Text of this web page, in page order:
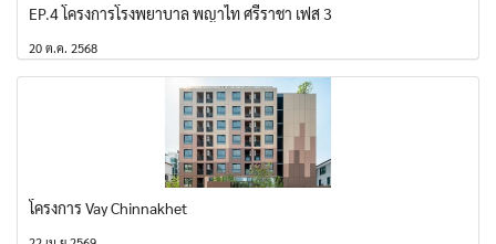
EP.4 โครงการโรงพยาบาล พญาไท ศรีราชา เฟส 3
20 ต.ค. 2568
โครงการ Vay Chinnakhet